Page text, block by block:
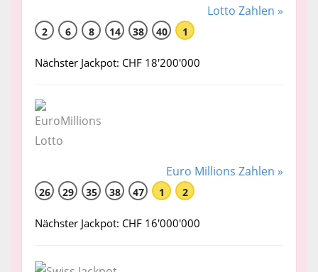
Lotto Zahlen »
2 6 8 14 38 40 1
Nächster Jackpot: CHF 18'200'000
Euro Millions Zahlen »
26 29 35 38 47 1 2
Nächster Jackpot: CHF 16'000'000